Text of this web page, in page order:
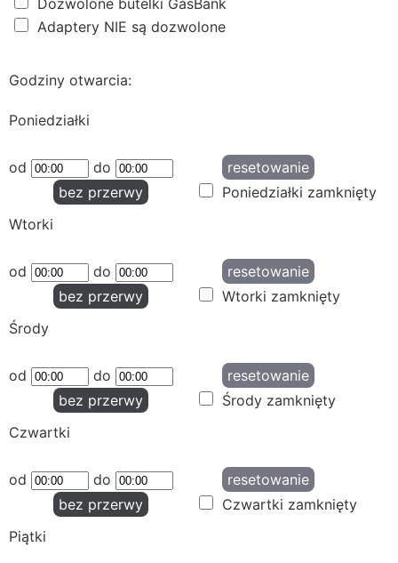
Adaptery NIE są dozwolone
Godziny otwarcia:
Poniedziałki
od do
resetowanie
bez przerwy
Poniedziałki zamknięty
Wtorki
od do
resetowanie
bez przerwy
Wtorki zamknięty
Środy
od do
resetowanie
bez przerwy
Środy zamknięty
Czwartki
od do
resetowanie
bez przerwy
Czwartki zamknięty
Piątki